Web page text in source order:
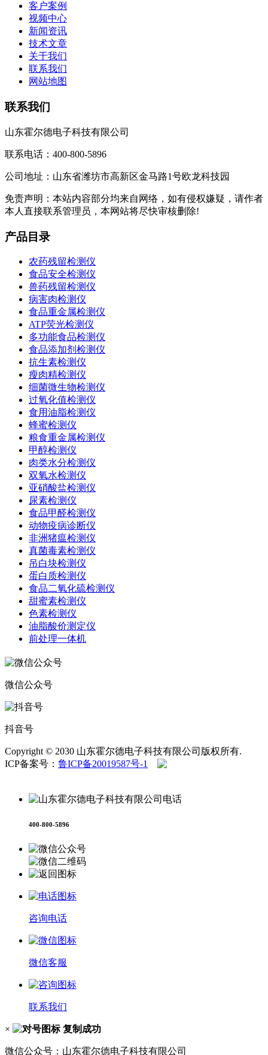
客户案例
视频中心
新闻资讯
技术文章
关于我们
联系我们
网站地图
联系我们
山东霍尔德电子科技有限公司
联系电话：400-800-5896
公司地址：山东省潍坊市高新区金马路1号欧龙科技园
免责声明：本站内容部分均来自网络，如有侵权嫌疑，请作者
本人直接联系管理员，本网站将尽快审核删除!
产品目录
农药残留检测仪
食品安全检测仪
兽药残留检测仪
病害肉检测仪
食品重金属检测仪
ATP荧光检测仪
多功能食品检测仪
食品添加剂检测仪
抗生素检测仪
瘦肉精检测仪
细菌微生物检测仪
过氧化值检测仪
食用油脂检测仪
蜂蜜检测仪
粮食重金属检测仪
甲醇检测仪
肉类水分检测仪
双氧水检测仪
亚硝酸盐检测仪
尿素检测仪
食品甲醛检测仪
动物疫病诊断仪
非洲猪瘟检测仪
真菌毒素检测仪
吊白块检测仪
蛋白质检测仪
食品二氧化硫检测仪
甜蜜素检测仪
色素检测仪
油脂酸价测定仪
前处理一体机
微信公众号
抖音号
Copyright © 2030 山东霍尔德电子科技有限公司版权所有.
ICP备案号： 鲁ICP备20019587号-1
400-800-5896
咨询电话
微信客服
联系我们
× 复制成功
微信公众号：山东霍尔德电子科技有限公司